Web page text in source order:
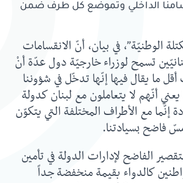
الداخلي وتموضع كل طرف ضمن
الوطنيّة”، في بيان، أنّ الانقسامات
تسمح لوزراء خارجيّة دول عدّة أنْ
ما يقال فيها إنّها تدخّل في شؤوننا
أنّهم لا يتعاملون مع لبنان كدولة
مع الأطراف المختلفة التي يتكوّن
فاضح بسيادتنا.
الفاضح لإدارات الدولة في تأمين
كالدواء بقيمة منخفضة جداً